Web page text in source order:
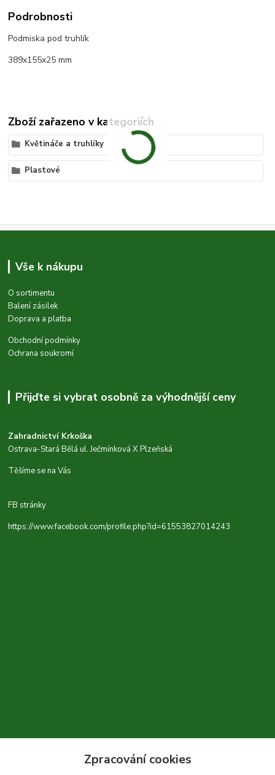
Podrobnosti
Podmiska pod truhlík
389x155x25 mm
Zboží zařazeno v kategoriích
Květináče a truhlíky
Plastové
Vše k nákupu
O sortimentu
Balení zásilek
Doprava a platba
Obchodní podmínky
Ochrana soukromí
Přijďte si vybrat osobně za výhodnější ceny
Zahradnictví Krkoška
Ostrava-Stará Bělá ul. Ječmínková X Plzeňská
Těšíme se na Vás
FB stránky
https://www.facebook.com/profile.php?id=61553827014243
Zpracování cookies